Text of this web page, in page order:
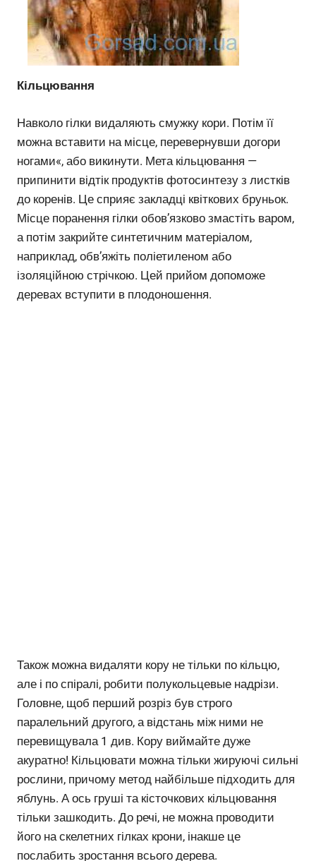
Кільцювання
Навколо гілки видаляють смужку кори. Потім її
можна вставити на місце, перевернувши догори
ногами«, або викинути. Мета кільцювання —
припинити відтік продуктів фотосинтезу з листків
до коренів. Це сприяє закладці квіткових бруньок.
Місце поранення гілки обов’язково змастіть варом,
а потім закрийте синтетичним матеріалом,
наприклад, обв’яжіть поліетиленом або
ізоляційною стрічкою. Цей прийом допоможе
деревах вступити в плодоношення.
Також можна видаляти кору не тільки по кільцю,
але і по спіралі, робити полукольцевые надрізи.
Головне, щоб перший розріз був строго
паралельний другого, а відстань між ними не
перевищувала 1 див. Кору виймайте дуже
акуратно! Кільцювати можна тільки жируючі сильні
рослини, причому метод найбільше підходить для
яблунь. А ось груші та кісточкових кільцювання
тільки зашкодить. До речі, не можна проводити
його на скелетних гілках крони, інакше це
послабить зростання всього дерева.